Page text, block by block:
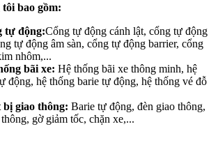
bao gồm:
tự động:Cổng tự động cánh lật, cổng tự động
tự động âm sàn, cổng tự động barrier, cổng
nhôm,...
bãi xe: Hệ thống bãi xe thông minh, hệ
động, hệ thống barie tự động, hệ thống vé đỗ
giao thông: Barie tự động, đèn giao thông,
gờ giảm tốc, chặn xe,...